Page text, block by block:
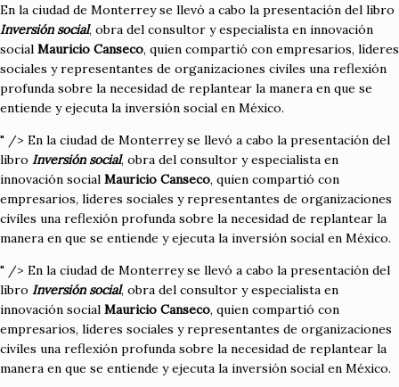
En la ciudad de Monterrey se llevó a cabo la presentación del libro
Inversión social, obra del consultor y especialista en innovación
social Mauricio Canseco, quien compartió con empresarios, líderes
sociales y representantes de organizaciones civiles una reflexión
profunda sobre la necesidad de replantear la manera en que se
entiende y ejecuta la inversión social en México.
" /> En la ciudad de Monterrey se llevó a cabo la presentación del
libro Inversión social, obra del consultor y especialista en
innovación social Mauricio Canseco, quien compartió con
empresarios, líderes sociales y representantes de organizaciones
civiles una reflexión profunda sobre la necesidad de replantear la
manera en que se entiende y ejecuta la inversión social en México.
" /> En la ciudad de Monterrey se llevó a cabo la presentación del
libro Inversión social, obra del consultor y especialista en
innovación social Mauricio Canseco, quien compartió con
empresarios, líderes sociales y representantes de organizaciones
civiles una reflexión profunda sobre la necesidad de replantear la
manera en que se entiende y ejecuta la inversión social en México.